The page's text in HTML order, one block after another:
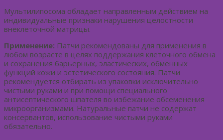
Мультилипосома обладает направленным действием на
индивидуальные признаки нарушения целостности
внеклеточной матрицы.
Применение: Патчи рекомендованы для применения в
любом возрасте в целях поддержания клеточного обмена
и сохранения барьерных, эластических, обменных
функций кожи и эстетического состояния. Патчи
рекомендуется отбирать из упаковки исключительно
чистыми руками и при помощи специального
антисептического шпателя во избежание обсеменения
микроорганизмами. Натуральные патчи не содержат
консервантов, использование чистыми руками
обязательно.